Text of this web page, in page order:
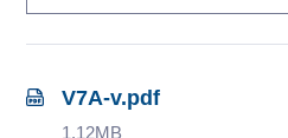
V7A-v.pdf
1.12MB